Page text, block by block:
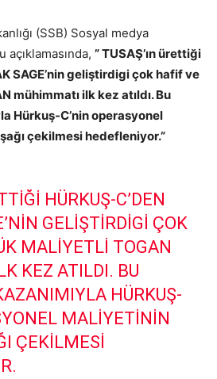
(SSB) Sosyal medya
açıklamasında, ” TUSAŞ’ın ürettiği
SAGE’nin geliştirdigi çok hafif ve
mühimmatı ilk kez atıldı. Bu
Hürkuş-C’nin operasyonel
çekilmesi hedefleniyor.”
HÜRKUŞ-C’DEN
GELIŞTIRDIGI ÇOK
MALIYETLI TOGAN
KEZ ATILDI. BU
HÜRKUŞ-
MALIYETININ
ÇEKILMESI